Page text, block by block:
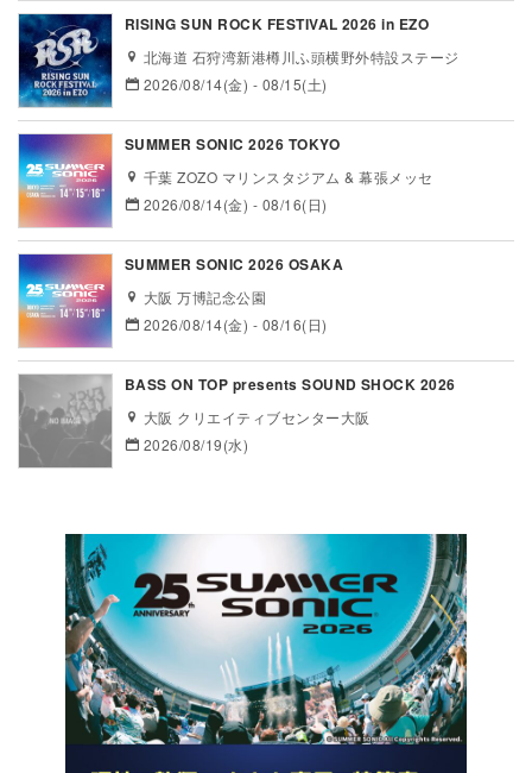
RISING SUN ROCK FESTIVAL 2026 in EZO
北海道 石狩湾新港樽川ふ頭横野外特設ステージ
2026/08/14(金) - 08/15(土)
SUMMER SONIC 2026 TOKYO
千葉 ZOZO マリンスタジアム & 幕張メッセ
2026/08/14(金) - 08/16(日)
SUMMER SONIC 2026 OSAKA
大阪 万博記念公園
2026/08/14(金) - 08/16(日)
BASS ON TOP presents SOUND SHOCK 2026
大阪 クリエイティブセンター大阪
2026/08/19(水)